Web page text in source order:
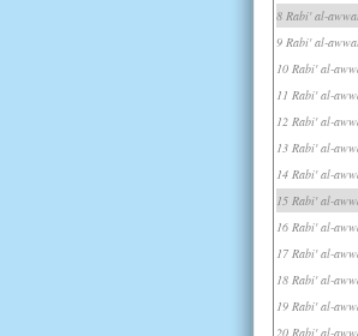
8 Rabi' al-
9 Rabi' al-
10 Rabi' al-
11 Rabi' al-
12 Rabi' al-
13 Rabi' al-
14 Rabi' al-
15 Rabi' al-
16 Rabi' al-
17 Rabi' al-
18 Rabi' al-
19 Rabi' al-
20 Rabi' al-